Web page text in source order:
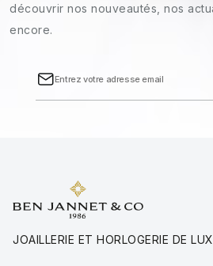
découvrir nos nouveautés, nos
encore.
JOAILLERIE ET HORLOGERIE DE